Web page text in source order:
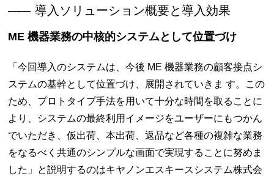
―― 導入ソリューション概要と導入効果
ME 機器業務の中核的システムとして位置づけ
「今回導入のシステムは、今後 ME 機器業務の顧客接点シ
ステムの基幹として位置づけ、展開されていきま す。この
ため、プロトタイプ手法を用いて十分な時間を取ることに
より、システムの最終利用イメージをユーザーにもつかん
でいただき、仮出荷、本出荷、返品など各種の複雑な業務
をなるべく共通のシンプルな画面で実現することに努めま
した」と説明するのはキヤノンエスキースシステム株式会